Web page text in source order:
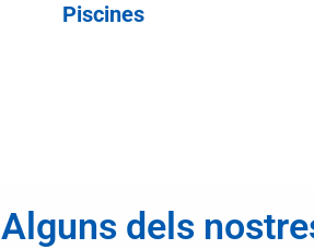
Piscines
Alguns dels